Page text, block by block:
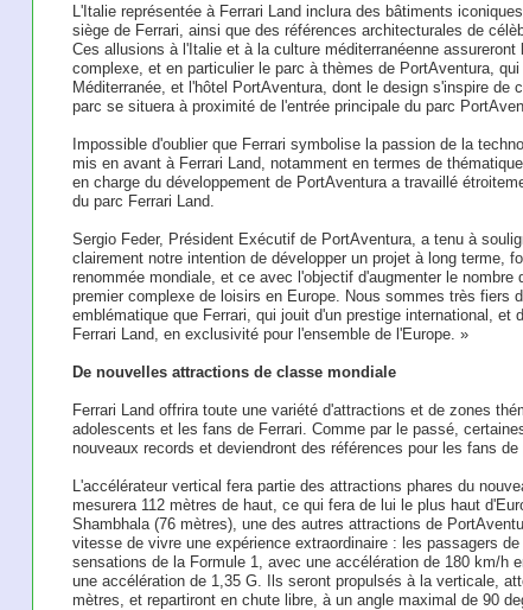
L'Italie représentée à Ferrari Land inclura des bâtiments
siège de Ferrari, ainsi que des références architecturales de
Ces allusions à l'Italie et à la culture méditerranéenne
complexe, et en particulier le parc à thèmes de PortAventura,
Méditerranée, et l'hôtel PortAventura, dont le design s'inspire de
parc se situera à proximité de l'entrée principale du parc
Impossible d'oublier que Ferrari symbolise la passion de la
mis en avant à Ferrari Land, notamment en termes de
en charge du développement de PortAventura a travaillé
du parc Ferrari Land.
Sergio Feder, Président Exécutif de PortAventura, a tenu à
clairement notre intention de développer un projet à long terme,
renommée mondiale, et ce avec l'objectif d'augmenter le
premier complexe de loisirs en Europe. Nous sommes très fiers
emblématique que Ferrari, qui jouit d'un prestige international, et
Ferrari Land, en exclusivité pour l'ensemble de l'Europe. »
De nouvelles attractions de classe mondiale
Ferrari Land offrira toute une variété d'attractions et de zones
adolescents et les fans de Ferrari. Comme par le passé,
nouveaux records et deviendront des références pour les fans de
L'accélérateur vertical fera partie des attractions phares du
mesurera 112 mètres de haut, ce qui fera de lui le plus haut
Shambhala (76 mètres), une des autres attractions de
vitesse de vivre une expérience extraordinaire : les passagers
sensations de la Formule 1, avec une accélération de 180 km/h
une accélération de 1,35 G. Ils seront propulsés à la verticale,
mètres, et repartiront en chute libre, à un angle maximal de 90